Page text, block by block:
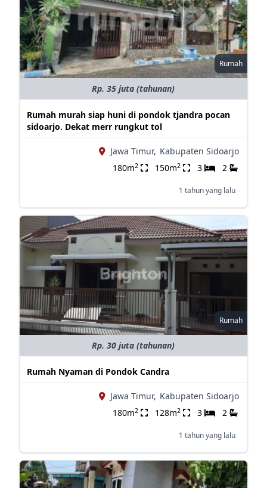
Rumah
Rp. 35 juta (tahunan)
Rumah murah siap huni di pondok tjandra pocan
sidoarjo. Dekat merr rungkut tol
Jawa Timur, Kabupaten Sidoarjo
180m2 150m2 3 2
1 tahun yang lalu
Rumah
Rp. 30 juta (tahunan)
Rumah Nyaman di Pondok Candra
Jawa Timur, Kabupaten Sidoarjo
180m2 128m2 3 2
1 tahun yang lalu